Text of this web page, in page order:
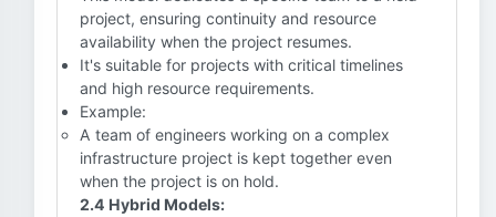
project, ensuring continuity and resource
availability when the project resumes.
It's suitable for projects with critical timelines
and high resource requirements.
Example:
A team of engineers working on a complex
infrastructure project is kept together even
when the project is on hold.
2.4 Hybrid Models: